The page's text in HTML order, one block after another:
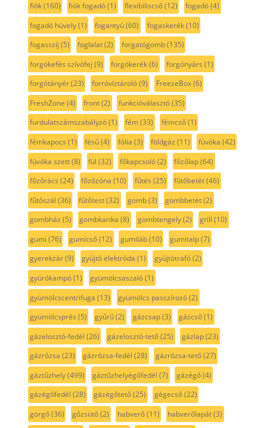
fiók(160) fiók fogadó(1) flexibiliscső(12) fogadó(4)
fogadó hüvely(1) fogantyú(60) fogaskerék(10)
fogasszíj (5) foglalat(2) forgatógomb(135)
forgókefés szívófej (9) forgókerék(6) forgónyárs (1)
forgótányér(23) forróvíztároló(9) FreezeBox(6)
FreshZone (4) front(2) funkcióválasztó(35)
furdulatszámszabályzó(1) fém(33) fémcső(1)
fémkapocs (1) fésű(4) fólia (3) földgáz (11) fúvóka (42)
fúvóka szett(8) fül (32) főkapcsoló(2) főzőlap(64)
főzőrács (24) főzőzóna (10) fűtés (25) fűtőbetét(46)
fűtőszál (36) fűtőtest(32) gomb(3) gombbetét(2)
gombház (5) gombkarika (8) gombtengely(2) grill (10)
gumi (76) gumicső(12) gumiláb(10) gumitalp(7)
gyerekzár(9) gyújtó elektróda (1) gyújtótrafó(2)
gyúrókampó(1) gyümölcsaszaló(1)
gyümölcscentrifuga (13) gyümölcs passzírozó(2)
gyümölcsprés (5) gyűrű(2) gázcsap(3) gázcső(1)
gázelosztó-fedél (26) gázelosztó-tető(25) gázlap(23)
gázrózsa (23) gázrózsa-fedél (28) gázrózsa-tető(27)
gáztűzhely(499) gáztűzhelyégőfedél (7) gázégő(4)
gázégőfedél (28) gázégőtető(25) gégecső(22)
görgő(36) gőzsütő(2) habverő(11) habverőlapát(3)